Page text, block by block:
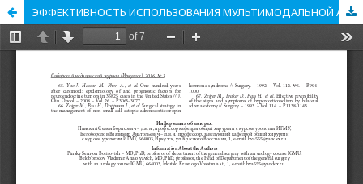
ЭФФЕКТИВНОСТЬ ИСПОЛЬЗОВАНИЯ МУЛЬТИМОДАЛЬНОЙ АНЕСТЕЗИИ У БОЛЬНЫХ, ОПЕРИРОВАННЫХ ПО ПОВОДУ НОВООБРАЗОВАНИЙ ЛЁГКИХ